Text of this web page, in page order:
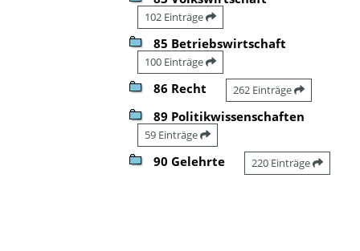
102 Einträge
85 Betriebswirtschaft
100 Einträge
86 Recht 262 Einträge
89 Politikwissenschaften
59 Einträge
90 Gelehrte 220 Einträge